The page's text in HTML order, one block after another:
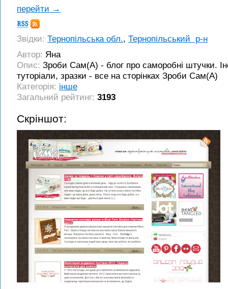
перейти →
Підписка
Звідки: Тернопільська обл., Тернопільський р-н
Автор: Яна
Опис: Зроби Сам(А) - блог про саморобні штучки.
туторіали, зразки - все на сторінках Зроби Сам(А)
Категорія: інше
Загальний рейтинг: 3193
Скріншот: